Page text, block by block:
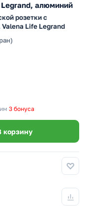
алюминий
розетки с
Life Legrand
3 бонуса
корзину